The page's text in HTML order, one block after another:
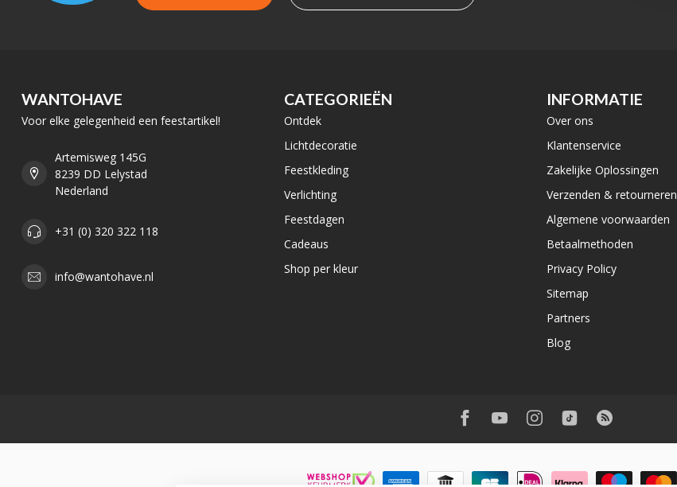
WANTOHAVE
Voor elke gelegenheid een feestartikel!
Artemisweg 145G
8239 DD Lelystad
Nederland
+31 (0) 320 322 118
info@wantohave.nl
CATEGORIEËN
Ontdek
Lichtdecoratie
Feestkleding
Verlichting
Feestdagen
Cadeaus
Shop per kleur
INFORMATIE
Over ons
Klantenservice
Zakelijke Oplossingen
Verzenden & retourneren
Algemene voorwaarden
Betaalmethoden
Privacy Policy
Sitemap
Partners
Blog